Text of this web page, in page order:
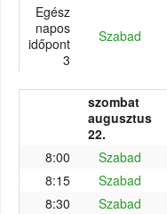
Egész
napos
időpont
3
Szabad
szombat
augusztus
22.
8:00
Szabad
8:15
Szabad
8:30
Szabad